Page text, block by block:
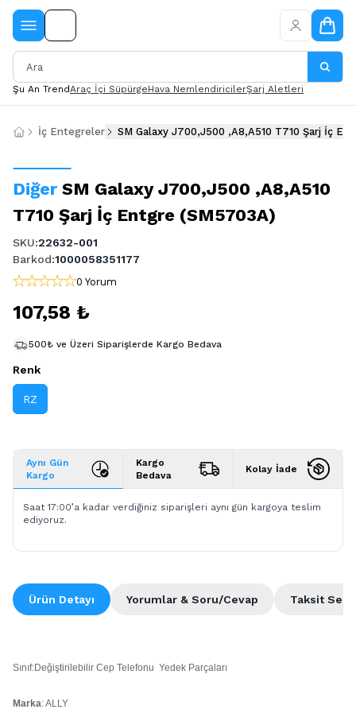
Şu An TrendAraç İçi SüpürgeHava NemlendiricilerŞarj Aletleri
İç Entegreler SM Galaxy J700,J500 ,A8,A510 T710 Şarj İç
Diğer SM Galaxy J700,J500 ,A8,A510
T710 Şarj İç Entgre (SM5703A)
SKU:22632-001
Barkod:1000058351177
0 Yorum
107,58 ₺
500₺ ve Üzeri Siparişlerde Kargo Bedava
Renk
RZ
Aynı Gün
Kargo
Kargo
Bedava
Kolay İade
Saat 17:00’a kadar verdiğiniz siparişleri aynı gün kargoya teslim
ediyoruz.
Ürün Detayı Taksit
Yorumlar & Soru/Cevap
Sınıf:Değiştirilebilir Cep Telefonu Yedek Parçaları
Marka: ALLY